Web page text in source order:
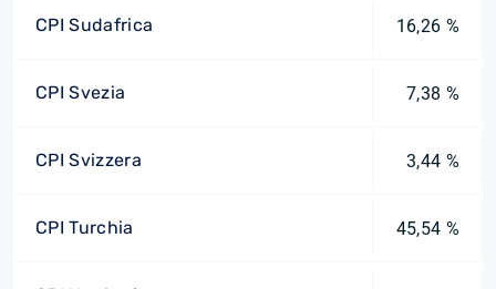
CPI Sudafrica 16,26 %
CPI Svezia 7,38 %
CPI Svizzera 3,44 %
CPI Turchia 45,54 %